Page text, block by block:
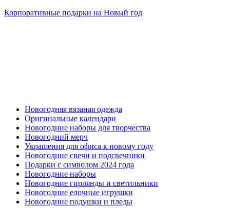
Корпоративные подарки на Новый год
Новогодняя вязаная одежда
Оригинальные календари
Новогодние наборы для творчества
Новогодний мерч
Украшения для офиса к новому году
Новогодние свечи и подсвечники
Подарки с символом 2024 года
Новогодние наборы
Новогодние гирлянды и светильники
Новогодние елочные игрушки
Новогодние подушки и пледы